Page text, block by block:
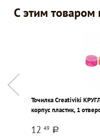
С этим товаром
Точилка Creativiki
корпус пластик, 1
12 49 a